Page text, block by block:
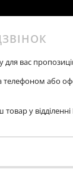
для вас
телефоном або
у